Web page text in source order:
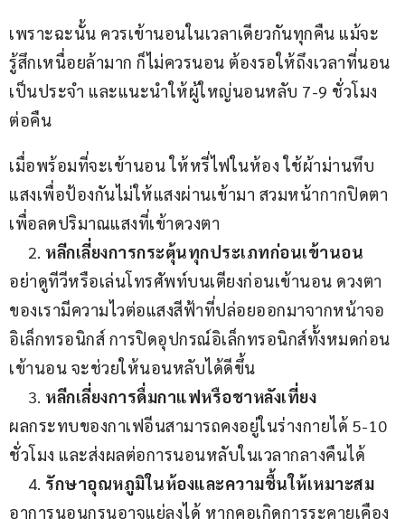
เพราะฉะนั้น ควรเข้านอนในเวลาเดียวกันทุกคืน แม้จะ
รู้สึกเหนื่อยล้ามาก ก็ไม่ควรนอน ต้องรอให้ถึงเวลาที่นอน
เป็นประจำ และแนะนำให้ผู้ใหญ่นอนหลับ 7-9 ชั่วโมง
ต่อคืน
เมื่อพร้อมที่จะเข้านอน ให้หรี่ไฟในห้อง ใช้ผ้าม่านทึบ
แสงเพื่อป้องกันไม่ให้แสงผ่านเข้ามา สวมหน้ากากปิดตา
เพื่อลดปริมาณแสงที่เข้าดวงตา
หลีกเลี่ยงการกระตุ้นทุกประเภทก่อนเข้านอน
อย่าดูทีวีหรือเล่นโทรศัพท์บนเตียงก่อนเข้านอน ดวงตา
ของเรามีความไวต่อแสงสีฟ้าที่ปล่อยออกมาจากหน้าจอ
อิเล็กทรอนิกส์ การปิดอุปกรณ์อิเล็กทรอนิกส์ทั้งหมดก่อน
เข้านอน จะช่วยให้นอนหลับได้ดีขึ้น
หลีกเลี่ยงการดื่มกาแฟหรือชาหลังเที่ยง
ผลกระทบของกาเฟอีนสามารถคงอยู่ในร่างกายได้ 5-10
ชั่วโมง และส่งผลต่อการนอนหลับในเวลากลางคืนได้
รักษาอุณหภูมิในห้องและความชื้นให้เหมาะสม
อาการนอนกรนอาจแย่ลงได้ หากคอเกิดการระคายเคือง